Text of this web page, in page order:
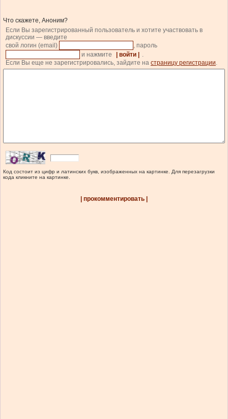
Что скажете, Аноним?
Если Вы зарегистрированный пользователь и хотите участвовать в
дискуссии — введите
свой логин (email)
, пароль
и нажмите
| войти |
.
Если Вы еще не зарегистрировались, зайдите на страницу регистрации.
Код состоит из цифр и латинских букв, изображенных на картинке. Для перезагрузки
кода кликните на картинке.
| прокомментировать |